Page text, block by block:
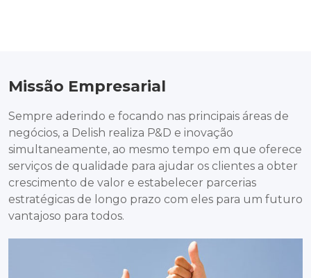
Missão Empresarial
Sempre aderindo e focando nas principais áreas de
negócios, a Delish realiza P&D e inovação
simultaneamente, ao mesmo tempo em que oferece
serviços de qualidade para ajudar os clientes a obter
crescimento de valor e estabelecer parcerias
estratégicas de longo prazo com eles para um futuro
vantajoso para todos.